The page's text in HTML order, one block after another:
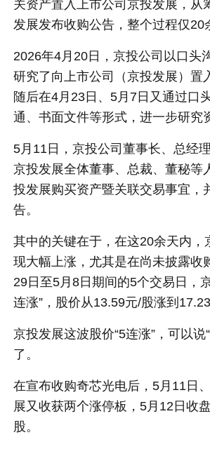
关资产置入上市公司京投发展，从
发展发布收购公告，整个过程仅20
2026年4月20日，京投公司以口头
研究了向上市公司（京投发展）置
随后在4月23日、5月7日又通过口
通、书面文件等形式，进一步研究
5月11日，京投公司董事长、总经
京投发展全体董事、总裁、董秘等
投发展购买资产暨关联交易事宜，
告。
其中的关键在于，在这20余天内，
现大幅上涨，尤其是在尚未披露收
29日至5月8日期间的5个交易日，
连涨”，股价从13.59元/股涨到17.23
京投发展这波股价“5连涨”，可以说
了。
在宣布收购奇芯光电后，5月11日
展又收获两个涨停板，5月12日收
股。